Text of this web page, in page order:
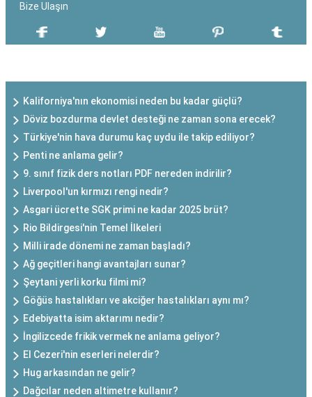
Bize Ulaşın
Kaliforniya'nın ekonomisi neden bu kadar güçlü?
Döviz bozdurma devlet desteği ne zaman sona erecek?
Türkiye'nin hava durumu kaç uydu ile takip ediliyor?
Penti ne anlama gelir?
9. sınıf fizik ders notları PDF nereden indirilir?
Liverpool'un kırmızı rengi nedir?
Asgari ücrette SGK primi ne kadar 2025 brüt?
Rio Bildirgesi'nin Temel İlkeleri
Milli irade dönemi ne zaman başladı?
Ağ geçitleri hangi avantajları sunar?
Şeytani yerli korku filmi mi?
Göğüs hastalıkları ve akciğer hastalıkları aynı mı?
Edebiyatta isim aktarımı nedir?
İngilizcede frikik vermek ne anlama geliyor?
El Cezeri'nin eserleri nelerdir?
Hug arkasından ne gelir?
Dağcılar neden altimetre kullanır?